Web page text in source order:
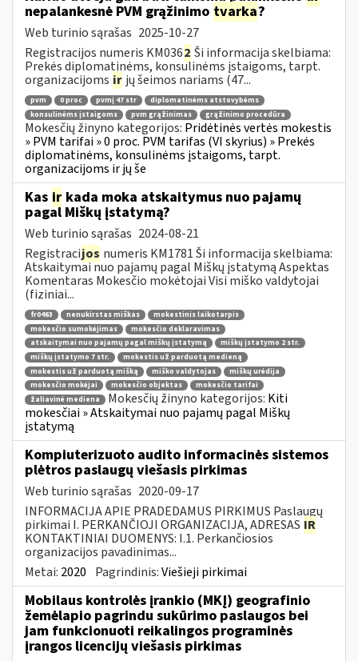
nepalankesnė PVM grąžinimo tvarka?
Web turinio sąrašas 2025-10-27
Registracijos numeris KM0362 Ši informacija skelbiama:
Prekės diplomatinėms, konsulinėms įstaigoms, tarpt.
organizacijoms ir jų šeimos nariams (47...
pvm 0 proc pvmį 47 str
diplomatinėms atstovybėms
konsulinėms įstaigoms
pvm grąžinimas grąžinimo procedūra
Mokesčių žinyno kategorijos: Pridėtinės vertės mokestis
» PVM tarifai » 0 proc. PVM tarifas (VI skyrius) » Prekės
diplomatinėms, konsulinėms įstaigoms, tarpt.
organizacijoms ir jų še
Kas ir kada moka atskaitymus nuo pajamų
pagal Miškų įstatymą?
Web turinio sąrašas 2024-08-21
Registracijos numeris KM1781 Ši informacija skelbiama:
Atskaitymai nuo pajamų pagal Miškų įstatymą Aspektas
Komentaras Mokesčio mokėtojai Visi miško valdytojai
(fiziniai...
fr0463 nenukirstas miškas
mokestinis laikotarpis
mokesčio sumokėjimas
mokesčio deklaravimas
atskaitymai nuo pajamų pagal miškų įstatymą
miškų įstatymo 2 str.
miškų įstatymo 7 str.
mokestis už parduotą medieną
mokestis už parduotą mišką
miško valdytojas
miškų urėdija
mokesčio mokėjai
mokesčio objektas
mokesčio tarifai
žaliavinė mediena
Mokesčių žinyno kategorijos: Kiti
mokesčiai » Atskaitymai nuo pajamų pagal Miškų
įstatymą
Kompiuterizuoto audito informacinės sistemos
plėtros paslaugų viešasis pirkimas
Web turinio sąrašas 2020-09-17
INFORMACIJA APIE PRADEDAMUS PIRKIMUS Paslaugų
pirkimai I. PERKANČIOJI ORGANIZACIJA, ADRESAS IR
KONTAKTINIAI DUOMENYS: I.1. Perkančiosios
organizacijos pavadinimas...
Metai: 2020 Pagrindinis:Viešieji pirkimai
Mobilaus kontrolės įrankio (MKĮ) geografinio
žemėlapio pagrindu sukūrimo paslaugos bei
jam funkcionuoti reikalingos programinės
įrangos licencijų viešasis pirkimas